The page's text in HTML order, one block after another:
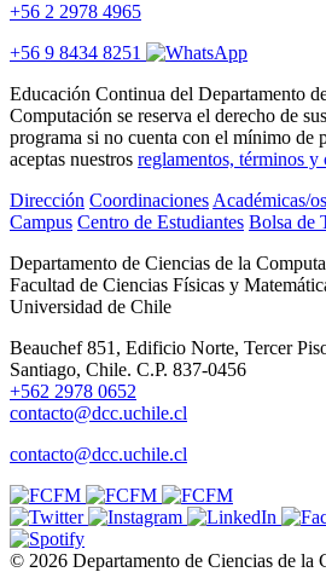
+56 2 2978 4965
+56 9 8434 8251
Educación Continua del Departamento
Computación se reserva el derecho de
programa si no cuenta con el mínimo de
aceptas nuestros reglamentos, términos y
Dirección Coordinaciones Académicas/os
Campus Centro de Estudiantes Bolsa de
Departamento de Ciencias de la
Facultad de Ciencias Físicas y
Universidad de Chile
Beauchef 851, Edificio Norte, Tercer
Santiago, Chile. C.P. 837-0456
+562 2978 0652
contacto@dcc.uchile.cl
contacto@dcc.uchile.cl
© 2026 Departamento de Ciencias de la